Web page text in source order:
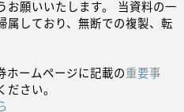
お願いいたします。 当資料の一
属しており、無断での複製、転
ホームページに記載の重要事
ださい。